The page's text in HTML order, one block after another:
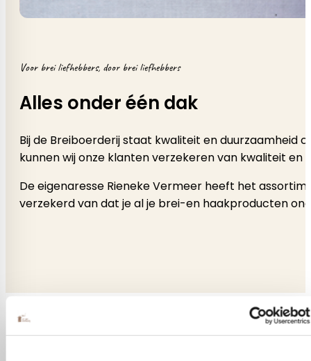
Voor brei liefhebbers, door brei liefhebbers
Alles onder één dak
Bij de Breiboerderij staat kwaliteit en duurzaamheid
kunnen wij onze klanten verzekeren van kwaliteit en
De eigenaresse Rieneke Vermeer heeft het
verzekerd van dat je al je brei-en haakproducten